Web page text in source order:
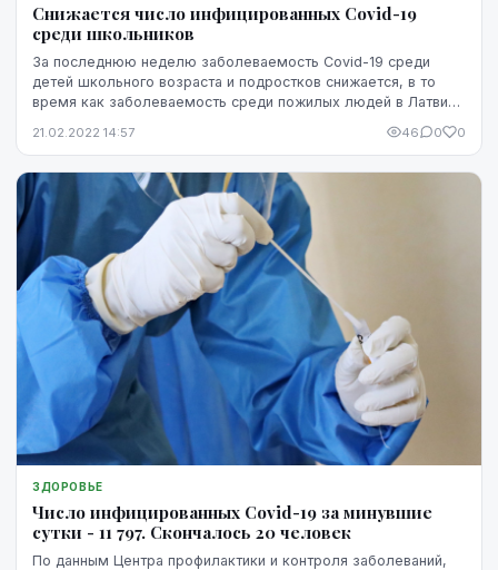
Снижается число инфицированных Covid-19
среди школьников
За последнюю неделю заболеваемость Covid-19 среди
детей школьного возраста и подростков снижается, в то
время как заболеваемость среди пожилых людей в Латвии
21.02.2022 14:57 46 0 0
ЗДОРОВЬЕ
Число инфицированных Covid-19 за минувшие
сутки - 11 797. Скончалось 20 человек
По данным Центра профилактики и контроля заболеваний,